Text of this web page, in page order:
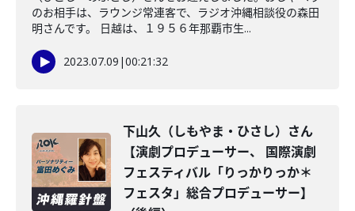
のお相手は、ラウンジ常連客で、ラジオ沖縄相談役の森田
明さんです。 日越は、１９５６年那覇市生...
2023.07.09 |00:21:32
下山久（しもやま・ひさし）さん
【演劇プロデューサー、 国際演劇
フェスティバル「りっかりっか＊
フェスタ」総合プロデューサー】